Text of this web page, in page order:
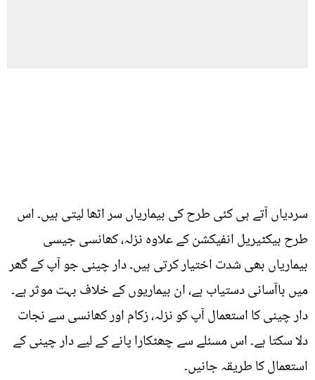
سردیاں آتے ہی کئی طرح کی بیماریاں سر اٹھا لیتی ہیں۔ اس
طرح بیکٹیریل انفیکشن کے علاوہ نزلہ، کھانسی جیسی
بیماریاں بھی شدت اختیار کرتی ہیں۔ دار چینی جو آپ کے گھر
میں باآسانی دستیاب ہے، ان بیماریوں کے خلاف بہت موثر ہے۔
دار چینی کا استعمال آپ کو نزلہ، زکام اور کھانسی سے نجات
دلا سکتا ہے۔ اس مسئلے سے چھٹکارا پانے کے لیے دار چینی کے
استعمال کا طریقہ جانیں۔